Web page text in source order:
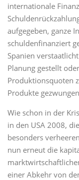
internationale
aufgegeben, ganze
schuldenfinanziert
Spanien
Planung gestellt
Produktionsquoten
Produkte
Wie schon in der
in den USA 2008,
besonders
nun erneut die
einer Abkehr von